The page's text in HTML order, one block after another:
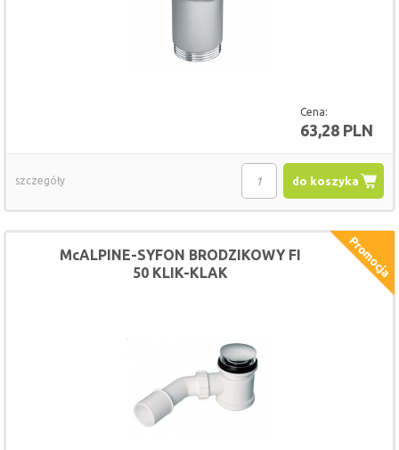
Cena:
63,28 PLN
do koszyka
szczegóły
McALPINE-SYFON BRODZIKOWY FI
50 KLIK-KLAK